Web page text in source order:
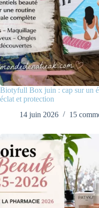
Biotyfull Box juin : cap sur un
éclat et protection
14 juin 2026
15